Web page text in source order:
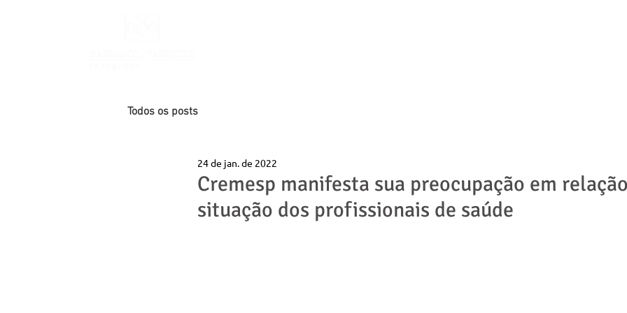
Todos os posts
Cremesp manifesta sua preocupação em
situação dos profissionais de saúde
24 de jan. de 2022